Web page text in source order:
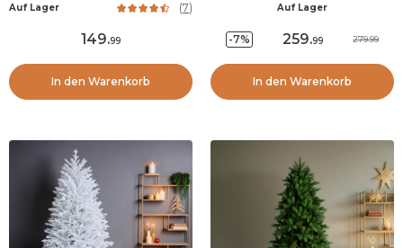
Auf Lager (7)
149.99
In den Warenkorb
TannengrünAuf Lager
-7% 259.99 279.99
In den Warenkorb